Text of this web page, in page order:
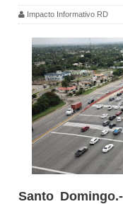
Impacto Informativo RD
Santo Domingo.-